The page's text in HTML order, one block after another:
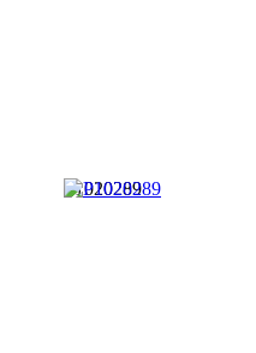
P1020289